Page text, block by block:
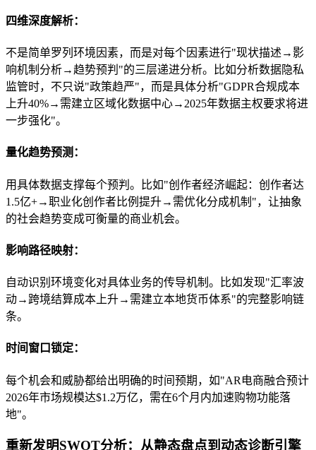
四维深度解析：
不是简单罗列环境因素，而是对每个因素进行"现状描述→影
响机制分析→趋势预判"的三层递进分析。比如分析数据隐私
监管时，不只说"政策趋严"，而是具体分析"GDPR合规成本
上升40%→需建立区域化数据中心→2025年数据主权要求将进
一步强化"。
量化趋势预测：
用具体数据支撑每个预判。比如"创作者经济崛起：创作者达
1.5亿+→职业化创作者比例提升→需优化分成机制"，让抽象
的社会趋势变成可衡量的商业机会。
影响路径映射：
自动识别环境变化对具体业务的传导机制。比如发现"汇率波
动→跨境结算成本上升→需建立本地货币体系"的完整影响链
条。
时间窗口锁定：
每个机会和威胁都给出明确的时间预期，如"AR电商融合预计
2026年市场规模达$1.2万亿，需在6个月内加速购物功能落
地"。
重新发明SWOT分析：从静态盘点到动态诊断引擎